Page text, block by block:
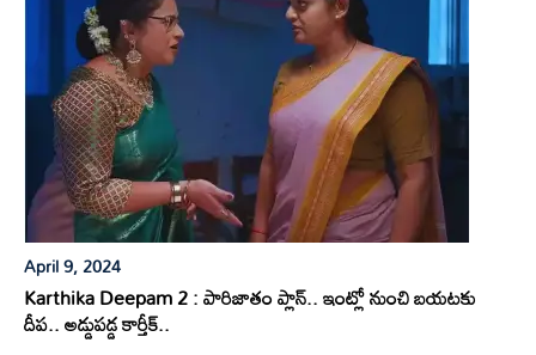
April 9, 2024
Karthika Deepam 2 : పారిజాతం ప్లాన్.. ఇంట్లో నుంచి బయటకు
దీప.. అడ్డుపడ్డ కార్తీక్..